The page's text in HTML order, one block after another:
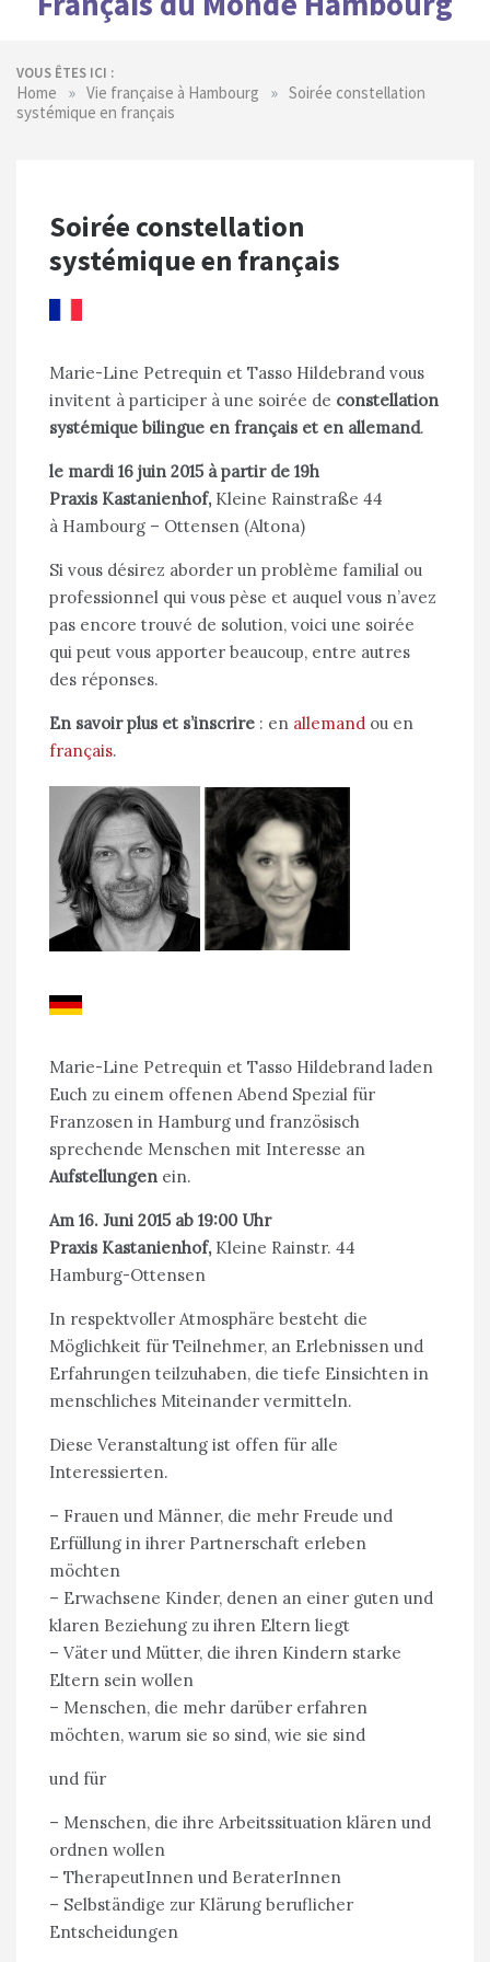
VOUS ÊTES ICI :
Home » Vie française à Hambourg » Soirée constellation
systémique en français
Soirée constellation
systémique en français
Marie-Line Petrequin et Tasso Hildebrand vous
invitent à participer à une soirée de constellation
systémique bilingue en français et en allemand.
le mardi 16 juin 2015 à partir de 19h
Praxis Kastanienhof, Kleine Rainstraße 44
à Hambourg – Ottensen (Altona)
Si vous désirez aborder un problème familial ou
professionnel qui vous pèse et auquel vous n’avez
pas encore trouvé de solution, voici une soirée
qui peut vous apporter beaucoup, entre autres
des réponses.
En savoir plus et s’inscrire : en allemand ou en
français.
Marie-Line Petrequin et Tasso Hildebrand laden
Euch zu einem offenen Abend Spezial für
Franzosen in Hamburg und französisch
sprechende Menschen mit Interesse an
Aufstellungen ein.
Am 16. Juni 2015 ab 19:00 Uhr
Praxis Kastanienhof, Kleine Rainstr. 44
Hamburg-Ottensen
In respektvoller Atmosphäre besteht die
Möglichkeit für Teilnehmer, an Erlebnissen und
Erfahrungen teilzuhaben, die tiefe Einsichten in
menschliches Miteinander vermitteln.
Diese Veranstaltung ist offen für alle
Interessierten.
– Frauen und Männer, die mehr Freude und
Erfüllung in ihrer Partnerschaft erleben
möchten
– Erwachsene Kinder, denen an einer guten und
klaren Beziehung zu ihren Eltern liegt
– Väter und Mütter, die ihren Kindern starke
Eltern sein wollen
– Menschen, die mehr darüber erfahren
möchten, warum sie so sind, wie sie sind
und für
– Menschen, die ihre Arbeitssituation klären und
ordnen wollen
– TherapeutInnen und BeraterInnen
– Selbständige zur Klärung beruflicher
Entscheidungen